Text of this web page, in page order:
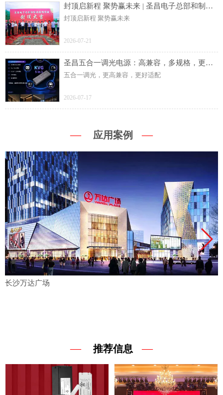
封顶启新程 聚势赢未来 | 圣昌电子总部和制造基地项目主体结构顺利封顶
封顶启新程 聚势赢未来
2026-07-21
圣昌五合一调光电源：高兼容，多规格，更灵活
五合一调光，更高兼容，更好适配
2026-07-17
— 应用案例 —
长沙万达广场
— 推荐信息 —